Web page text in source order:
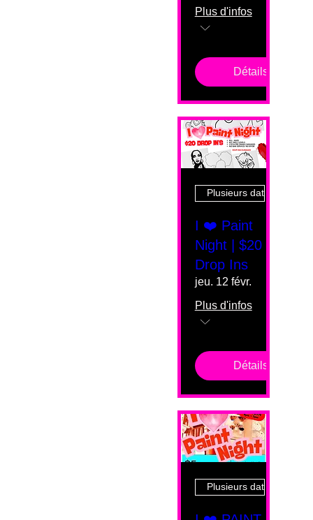
Plus d'infos
Détails
Plusieurs dates
I ❤️ Paint
Night | $20
Drop Ins
jeu. 12 févr.
Plus d'infos
Détails
Plusieurs dates